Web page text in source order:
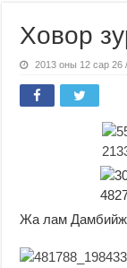
Ховор
2013 оны 12 сар 26
Жа лам